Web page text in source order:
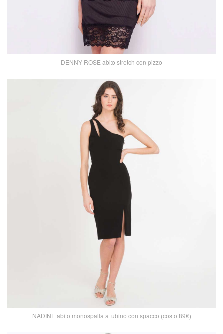
DENNY ROSE abito stretch con pizzo
NADINE abito monospalla a tubino con spacco (costo 89€)